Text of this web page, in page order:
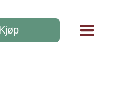
interesse